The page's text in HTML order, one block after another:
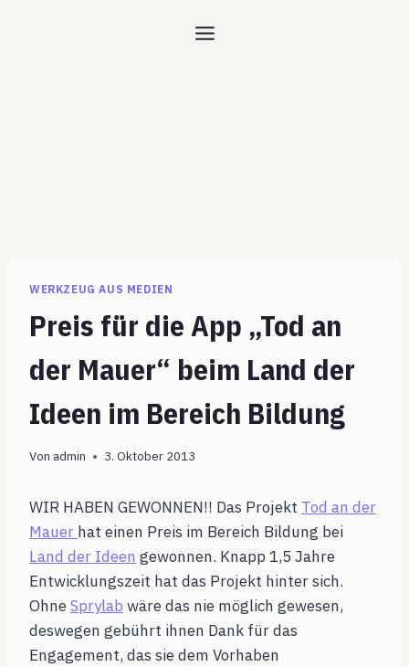
WERKZEUG AUS MEDIEN
Preis für die App „Tod an
der Mauer“ beim Land der
Ideen im Bereich Bildung
Von admin 3. Oktober 2013
WIR HABEN GEWONNEN!! Das Projekt Tod an der
Mauer hat einen Preis im Bereich Bildung bei
Land der Ideen gewonnen. Knapp 1,5 Jahre
Entwicklungszeit hat das Projekt hinter sich.
OhneSprylab wäre das nie möglich gewesen,
deswegen gebührt ihnen Dank für das
Engagement, das sie dem Vorhaben